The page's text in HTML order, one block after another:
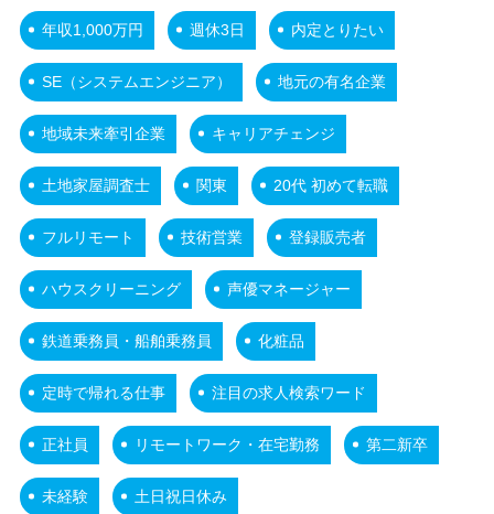
年収1,000万円 週休3日 内定とりたい
SE（システムエンジニア） 地元の有名企業
地域未来牽引企業 キャリアチェンジ
土地家屋調査士 関東 20代 初めて転職
フルリモート 技術営業 登録販売者
ハウスクリーニング 声優マネージャー
鉄道乗務員・船舶乗務員 化粧品
定時で帰れる仕事 注目の求人検索ワード
正社員 リモートワーク・在宅勤務 第二新卒
未経験 土日祝日休み